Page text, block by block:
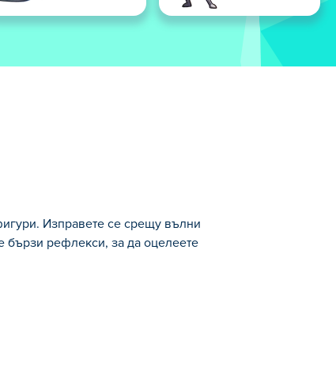
Изправете се срещу вълни
бързи рефлекси, за да оцелеете
вълни от предизвикателни
без ограничения. Можете също
ли сте за върховния прилив?